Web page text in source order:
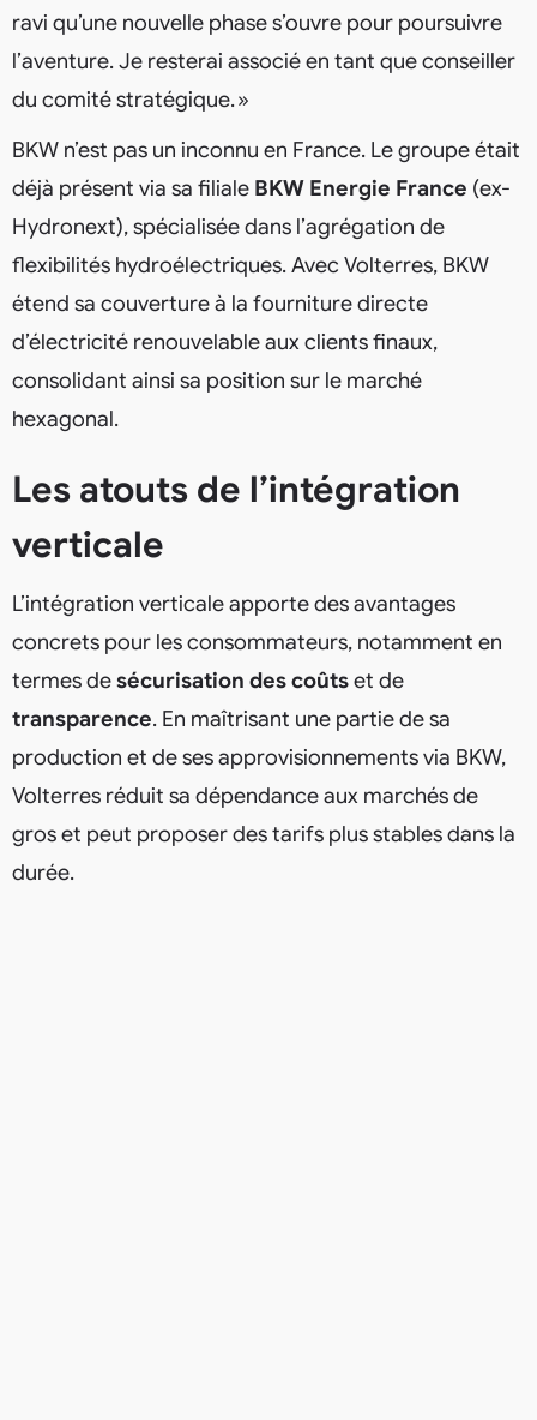
ravi qu’une nouvelle phase s’ouvre pour poursuivre
l’aventure. Je resterai associé en tant que conseiller
du comité stratégique. »
BKW n’est pas un inconnu en France. Le groupe était
déjà présent via sa filiale BKW Energie France (ex-
Hydronext), spécialisée dans l’agrégation de
flexibilités hydroélectriques. Avec Volterres, BKW
étend sa couverture à la fourniture directe
d’électricité renouvelable aux clients finaux,
consolidant ainsi sa position sur le marché
hexagonal.
Les atouts de l’intégration
verticale
L’intégration verticale apporte des avantages
concrets pour les consommateurs, notamment en
termes desécurisation des coûtset de
transparence. En maîtrisant une partie de sa
production et de ses approvisionnements via BKW,
Volterres réduit sa dépendance aux marchés de
gros et peut proposer des tarifs plus stables dans la
durée.